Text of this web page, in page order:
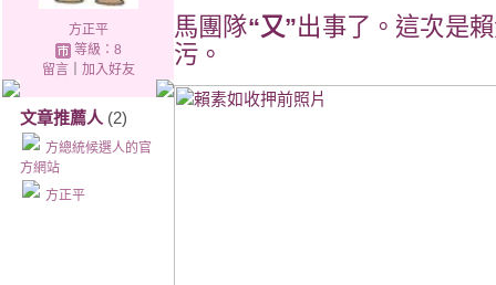
方正平
等級：8
留言｜ 加入好友
文章推薦人 (2)
方總統候選人的官
方網站
方正平
馬團隊“又”出事了。這次是
污。